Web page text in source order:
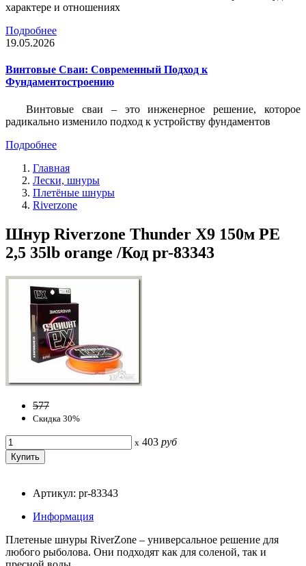
характере и отношениях
Подробнее
19.05.2026
Винтовые Сваи: Современный Подход к
Фундаментостроению
Винтовые сваи – это инженерное решение, которое
радикально изменило подход к устройству фундаментов
Подробнее
Главная
Лески, шнуры
Плетёные шнуры
Riverzone
Шнур Riverzone Thunder X9 150м PE
2,5 35lb orange /Код pr-83343
577
Скидка 30%
x 403 руб
Артикул: pr-83343
Информация
Плетеные шнуры RiverZone – универсальное решение для
любого рыболова. Они подходят как для соленой, так и